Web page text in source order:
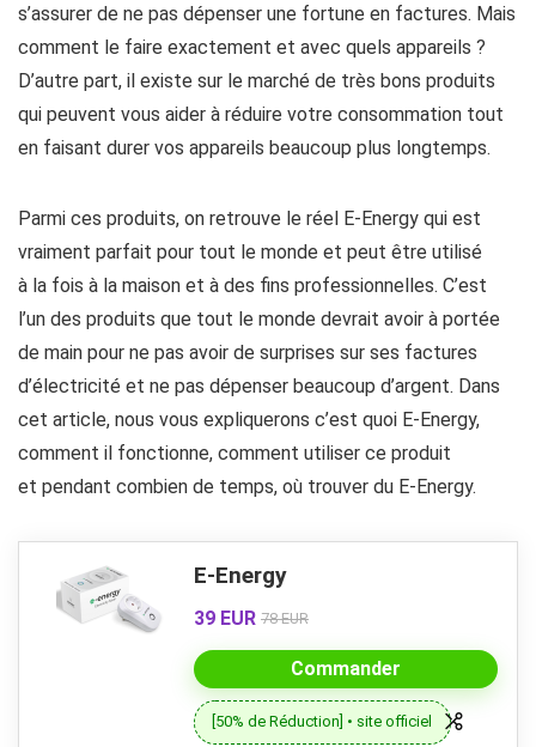
s’assurer de ne pas dépenser une fortune en factures. Mais
comment le faire exactement et avec quels appareils ?
D’autre part, il existe sur le marché de très bons produits
qui peuvent vous aider à réduire votre consommation tout
en faisant durer vos appareils beaucoup plus longtemps.
Parmi ces produits, on retrouve le réel E-Energy qui est
vraiment parfait pour tout le monde et peut être utilisé
à la fois à la maison et à des fins professionnelles. C’est
l’un des produits que tout le monde devrait avoir à portée
de main pour ne pas avoir de surprises sur ses factures
d’électricité et ne pas dépenser beaucoup d’argent. Dans
cet article, nous vous expliquerons c’est quoi E-Energy,
comment il fonctionne, comment utiliser ce produit
et pendant combien de temps, où trouver du E-Energy.
E-Energy
39 EUR 78 EUR
Commander
[50% de Réduction] • site officiel